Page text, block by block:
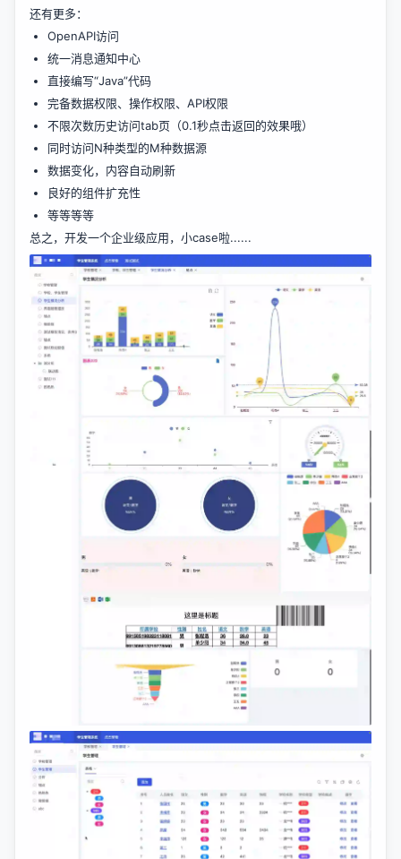
还有更多：
OpenAPI访问
统一消息通知中心
直接编写“Java”代码
完备数据权限、操作权限、API权限
不限次数历史访问tab页（0.1秒点击返回的效果哦）
同时访问N种类型的M种数据源
数据变化，内容自动刷新
良好的组件扩充性
等等等等
总之，开发一个企业级应用，小case啦......